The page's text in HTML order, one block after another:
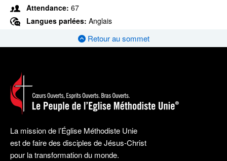
Attendance: 67
Langues parlées: Anglais
Retour au sommet
La mission de l’Église Méthodiste Unie
est de faire des disciples de Jésus-Christ
pour la transformation du monde.